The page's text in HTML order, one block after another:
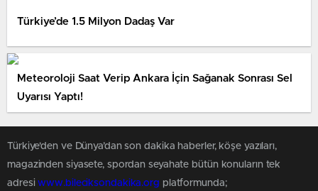
Türkiye’de 1.5 Milyon Dadaş Var
Meteoroloji Saat Verip Ankara İçin Sağanak Sonrası Sel
Uyarısı Yaptı!
Türkiye'den ve Dünya’dan son dakika haberler, köşe yazıları,
magazinden siyasete, spordan seyahate bütün konuların tek
adresiwww.bileciksondakika.org platformunda;